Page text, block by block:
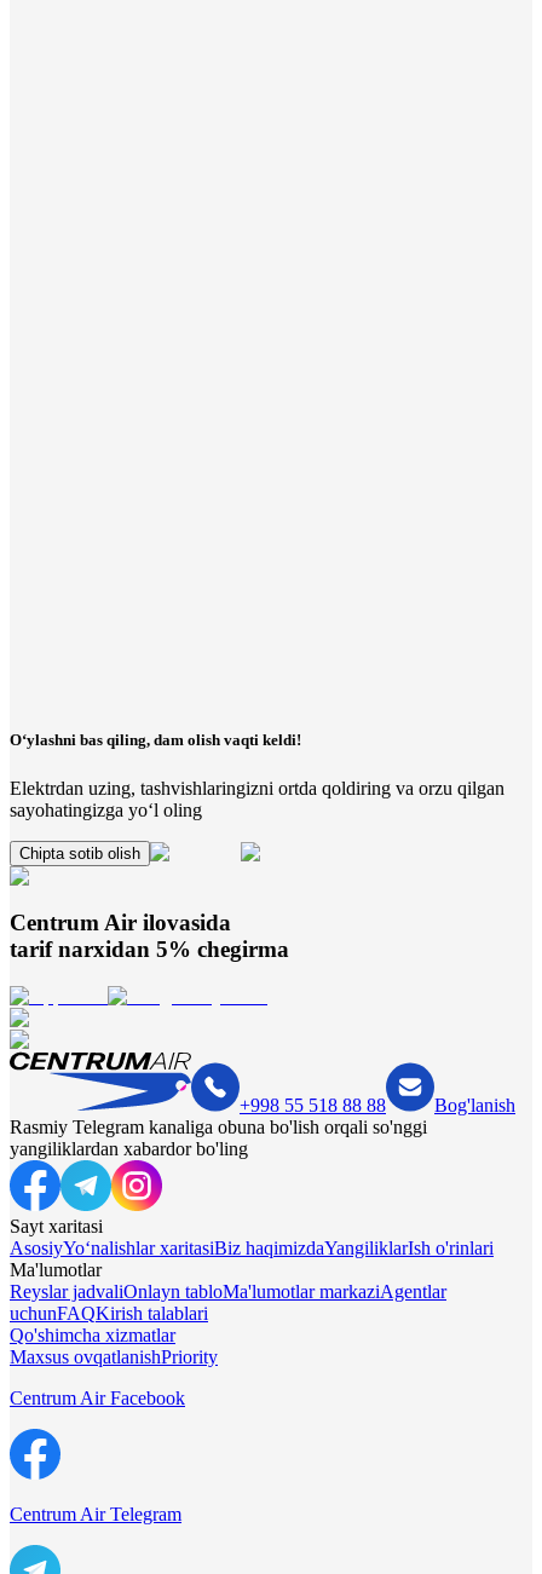
O‘ylashni bas qiling, dam olish vaqti keldi!
Elektrdan uzing, tashvishlaringizni ortda qoldiring va orzu qilgan
sayohatingizga yo‘l oling
Chipta sotib olish
Centrum Air ilovasida
tarif narxidan 5% chegirma
+998 55 518 88 88
Bog'lanish
Rasmiy Telegram kanaliga obuna bo'lish orqali so'nggi
yangiliklardan xabardor bo'ling
Sayt xaritasi
AsosiyYo‘nalishlar xaritasiBiz haqimizdaYangiliklarIsh o'rinlari
Ma'lumotlar
Reyslar jadvaliOnlayn tabloMa'lumotlar markaziAgentlar
uchunFAQKirish talablari
Qo'shimcha xizmatlar
Maxsus ovqatlanishPriority
Centrum Air Facebook
Centrum Air Telegram